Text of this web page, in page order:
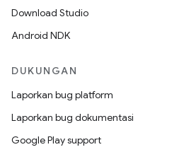
Download Studio
Android NDK
DUKUNGAN
Laporkan bug platform
Laporkan bug dokumentasi
Google Play support